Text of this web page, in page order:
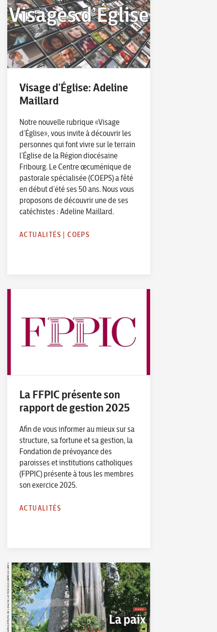
Visage d’Église: Adeline
Maillard
Notre nouvelle rubrique «Visage
d’Église», vous invite à découvrir les
personnes qui font vivre sur le terrain
l’Église de la Région diocésaine
Fribourg. Le Centre œcuménique de
pastorale spécialisée (COEPS) a fêté
en début d’été ses 50 ans. Nous vous
proposons de découvrir une de ses
catéchistes : Adeline Maillard.
ACTUALITÉS |COEPS
La FFPIC présente son
rapport de gestion 2025
Afin de vous informer au mieux sur sa
structure, sa fortune et sa gestion, la
Fondation de prévoyance des
paroisses et institutions catholiques
(FPPIC) présente à tous les membres
son exercice 2025.
ACTUALITÉS